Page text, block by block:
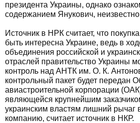
президента Украины, однако
содержанием Янукович,
Источник в НРК считает, что
быть интересна Украине, ведь в
объединения российской и
отраслей правительство Украины
контроль над АНТК им. О. К.
контрольный пакет будет передан
авиастроительной корпорации
являющейся крупнейшим
украинским властям лишний рычаг
компанию, считает источник в НКР.